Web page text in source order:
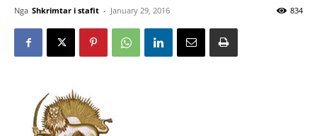
Nga Shkrimtar i stafit - January 29, 2016 834